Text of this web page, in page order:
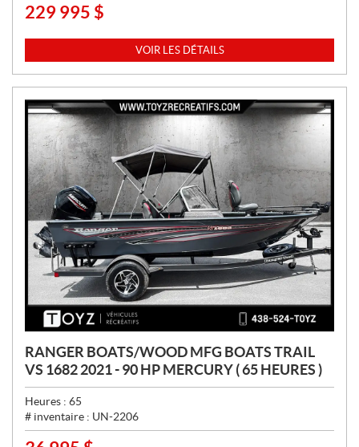
P
X
:
229 995 $
VOIR LES DÉTAILS
RANGER BOATS/WOOD MFG BOATS TRAIL
VS 1682 2021 - 90 HP MERCURY ( 65 HEURES )
Heures : 65
# inventaire : UN-2206